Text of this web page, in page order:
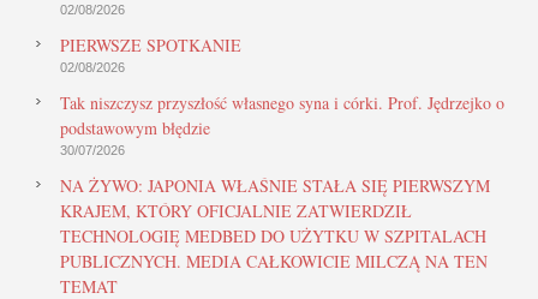
02/08/2026
PIERWSZE SPOTKANIE
02/08/2026
Tak niszczysz przyszłość własnego syna i córki. Prof. Jędrzejko o
podstawowym błędzie
30/07/2026
NA ŻYWO: JAPONIA WŁAŚNIE STAŁA SIĘ PIERWSZYM
KRAJEM, KTÓRY OFICJALNIE ZATWIERDZIŁ
TECHNOLOGIĘ MEDBED DO UŻYTKU W SZPITALACH
PUBLICZNYCH. MEDIA CAŁKOWICIE MILCZĄ NA TEN
TEMAT